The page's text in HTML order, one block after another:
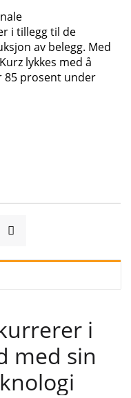
i tillegg til de
av belegg. Med
lykkes med å
85 prosent under
i
med sin